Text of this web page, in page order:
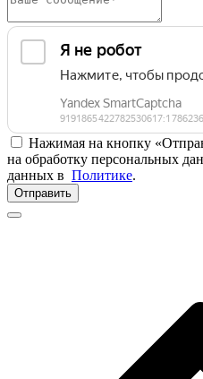
Нажимая на кнопку
на обработку персональных
данных в Политике.
Отправить